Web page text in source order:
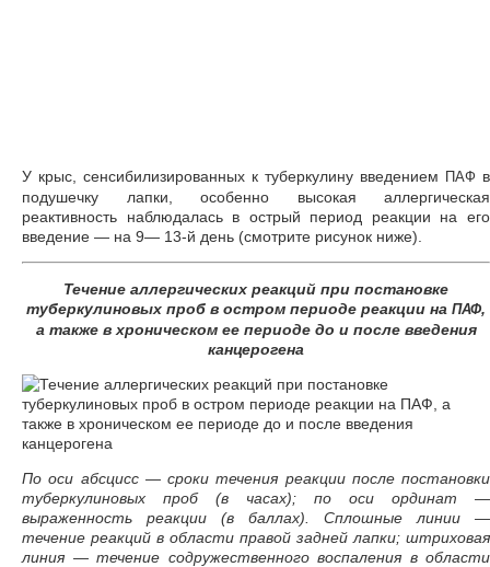
У крыс, сенсибилизированных к туберкулину введением ПАФ в
подушечку лапки, особенно высокая аллергическая
реактивность наблюдалась в острый период реакции на его
введение — на 9— 13-й день (смотрите рисунок ниже).
Течение аллергических реакций при постановке
туберкулиновых проб в остром периоде реакции на ПАФ,
а также в хроническом ее периоде до и после введения
канцерогена
По оси абсцисс — сроки течения реакции после постановки
туберкулиновых проб (в часах); по оси ординат —
выраженность реакции (в баллах). Сплошные линии —
течение реакций в области правой задней лапки; штриховая
линия — течение содружественного воспаления в области